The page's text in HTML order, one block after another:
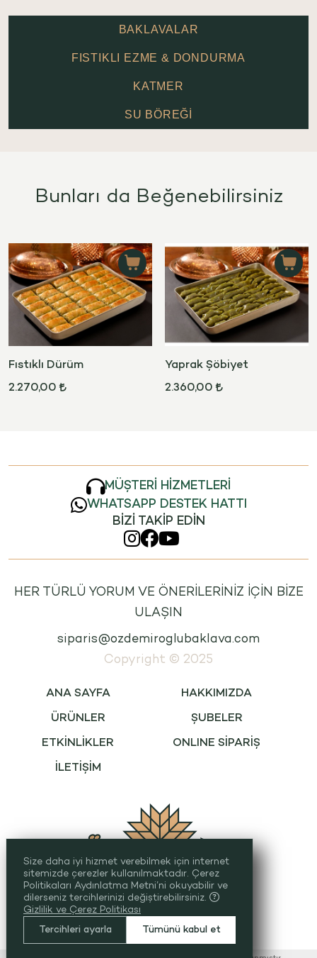
BAKLAVALAR
FISTIKLI EZME & DONDURMA
KATMER
SU BÖREĞİ
Bunları da Beğenebilirsiniz
Fıstıklı Dürüm
2.270,00
Yaprak Şöbiyet
2.360,00
MÜŞTERİ HİZMETLERİ
WHATSAPP DESTEK HATTI
BİZİ TAKİP EDİN
HER TÜRLÜ YORUM VE ÖNERİLERİNİZ İÇİN BİZE
ULAŞIN
siparis@ozdemiroglubaklava.com
Copyright © 2025
ANA SAYFA HAKKIMIZDA
ÜRÜNLER ŞUBELER
ETKİNLİKLER ONLINE SİPARİŞ
İLETİŞİM
Size daha iyi hizmet verebilmek için internet
sitemizde çerezler kullanılmaktadır. Çerez
Politikaları Aydınlatma Metni’ni okuyabilir ve
dilerseniz tercihlerinizi değiştirebilirsiniz.
Gizlilik ve Çerez Politikası
Tercihleri ayarla
Tümünü kabul et